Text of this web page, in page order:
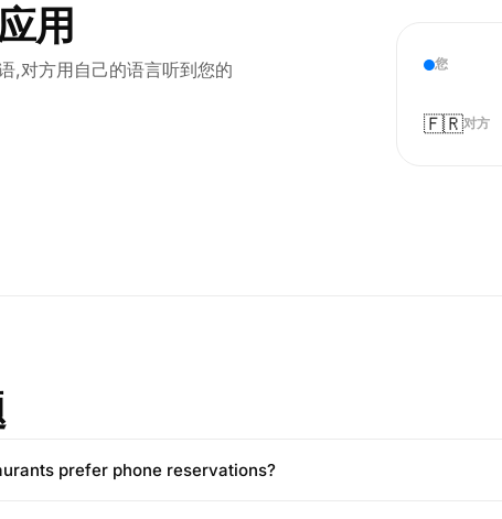
用
,对方用自己的语言听到您的
您
🇫🇷对方
prefer phone reservations?